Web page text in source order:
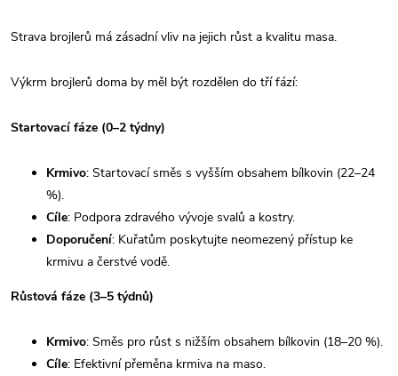
Strava brojlerů má zásadní vliv na jejich růst a kvalitu masa.
Výkrm brojlerů doma by měl být rozdělen do tří fází:
Startovací fáze (0–2 týdny)
Krmivo: Startovací směs s vyšším obsahem bílkovin (22–24
%).
Cíle: Podpora zdravého vývoje svalů a kostry.
Doporučení: Kuřatům poskytujte neomezený přístup ke
krmivu a čerstvé vodě.
Růstová fáze (3–5 týdnů)
Krmivo: Směs pro růst s nižším obsahem bílkovin (18–20 %).
Cíle: Efektivní přeměna krmiva na maso.